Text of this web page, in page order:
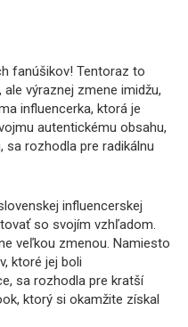
fanúšikov! Tentoraz to
výraznej zmene imidžu,
influencerka, ktorá je
autentickému obsahu,
sa rozhodla pre radikálnu
influencerskej
so svojím vzhľadom.
veľkou zmenou. Namiesto
ktoré jej boli
sa rozhodla pre kratší
ktorý si okamžite získal